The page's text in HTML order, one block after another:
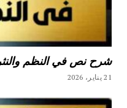
شرح نص في النظم والنثر
21 يناير، 2026